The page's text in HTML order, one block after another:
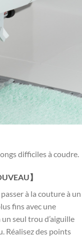
difficiles à coudre.
】
à la couture à un
fins avec une
seul trou d’aiguille
Réalisez des points